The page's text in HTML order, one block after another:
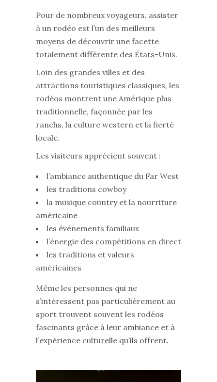
Pour de nombreux voyageurs, assister
à un rodéo est l’un des meilleurs
moyens de découvrir une facette
totalement différente des États-Unis.
Loin des grandes villes et des
attractions touristiques classiques, les
rodéos montrent une Amérique plus
traditionnelle, façonnée par les
ranchs, la culture western et la fierté
locale.
Les visiteurs apprécient souvent :
l’ambiance authentique du Far West
les traditions cowboy
la musique country et la nourriture
américaine
les événements familiaux
l’énergie des compétitions en direct
les traditions et valeurs
américaines
Même les personnes qui ne
s’intéressent pas particulièrement au
sport trouvent souvent les rodéos
fascinants grâce à leur ambiance et à
l’expérience culturelle qu’ils offrent.